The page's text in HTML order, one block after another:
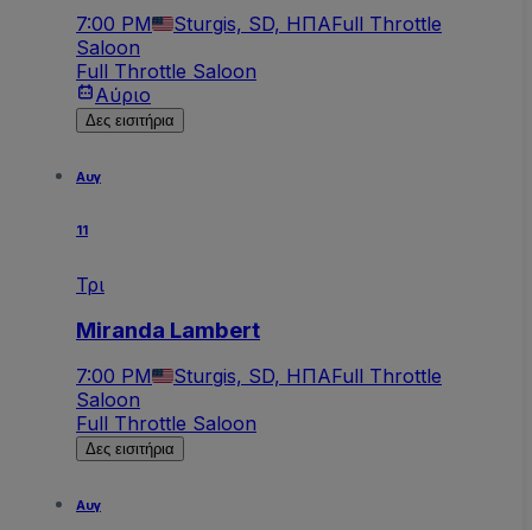
7:00 PM Sturgis, SD, ΗΠΑFull Throttle
Saloon
Full Throttle Saloon
Αύριο
Δες εισιτήρια
Αυγ
11
Τρι
Miranda Lambert
7:00 PM Sturgis, SD, ΗΠΑFull Throttle
Saloon
Full Throttle Saloon
Δες εισιτήρια
Αυγ